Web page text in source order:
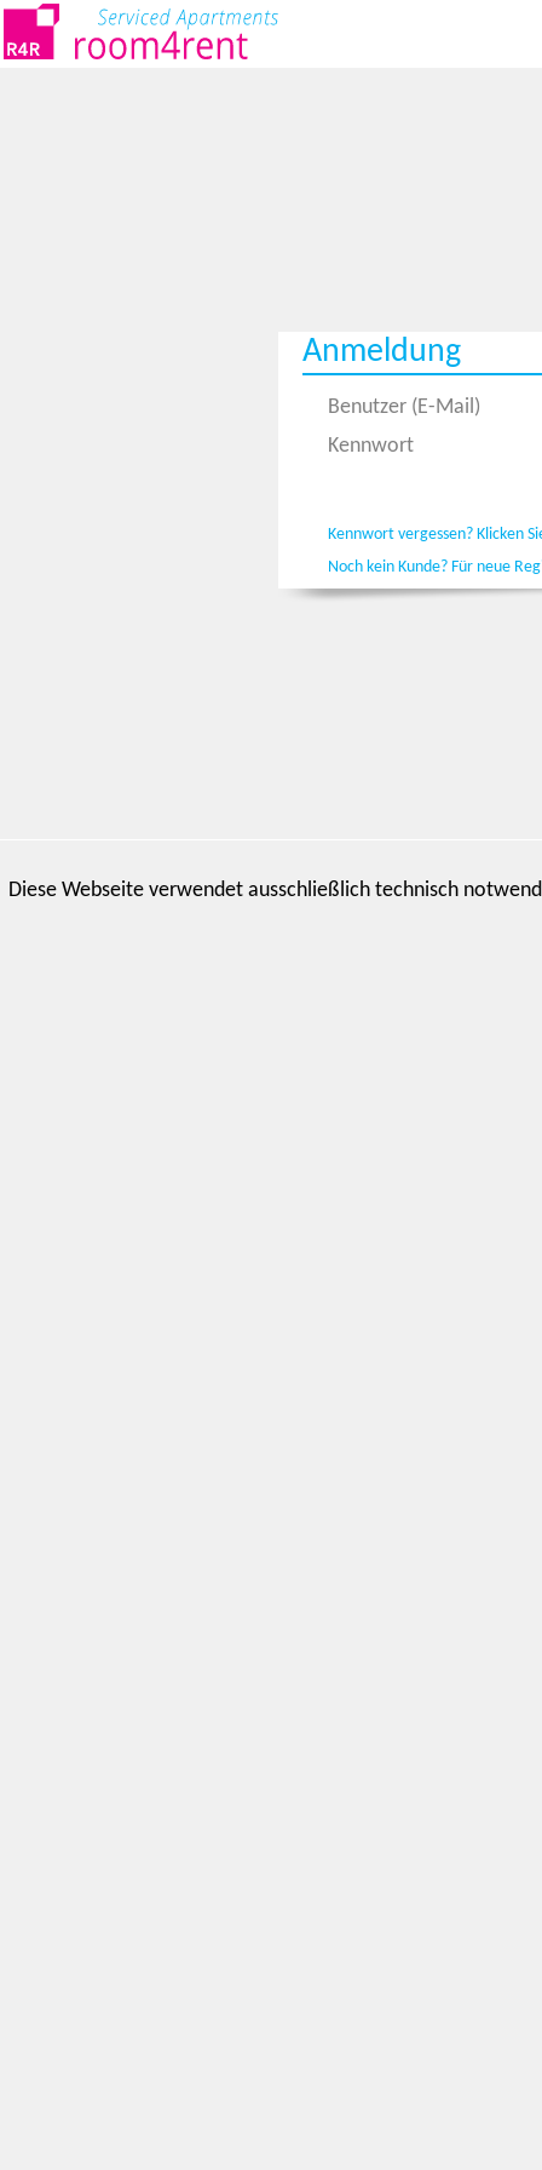
Anmeldung
Benutzer (E-Mail)
Kennwort
Kennwort vergessen? Klicken
Noch kein Kunde? Für neue
Diese Webseite verwendet ausschließlich technisch